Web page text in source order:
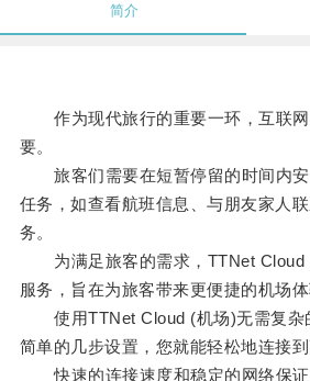
简介
作为现代旅行的重要一环，互联网
要。
旅客们需要在短暂停留的时间内安
任务，如查看航班信息、与朋友家人
务。
为满足旅客的需求，TTNet Cloud
服务，旨在为旅客带来更便捷的机场体
使用TTNet Cloud (机场)无需复杂
简单的几步设置，您就能轻松地连接到
快速的连接速度和稳定的网络保证